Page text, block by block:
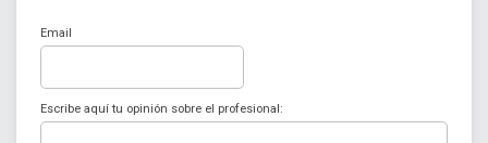
Email
Escribe aquí tu opinión sobre el profesional: